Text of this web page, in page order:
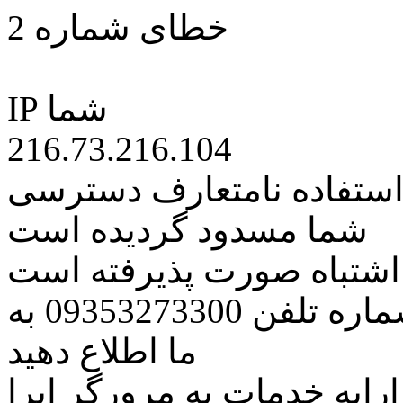
خطای شماره 2
IP شما
216.73.216.104
نامتعارف دسترسی
شما مسدود گردیده است
اشتباه صورت پذیرفته است
مراتب این مسئله را از طریق شماره تلفن 09353273300 به
ما اطلاع دهید
خدمات به مرورگر اپرا